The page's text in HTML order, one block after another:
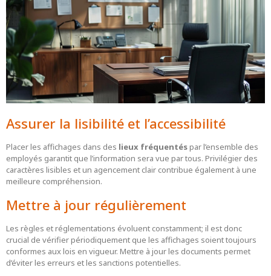
Assurer la lisibilité et l’accessibilité
Placer les affichages dans des lieux fréquentéspar l’ensemble des
employés garantit que l’information sera vue par tous. Privilégier des
caractères lisibles et un agencement clair contribue également à une
meilleure compréhension.
Mettre à jour régulièrement
Les règles et réglementations évoluent constamment; il est donc
crucial de vérifier périodiquement que les affichages soient toujours
conformes aux lois en vigueur. Mettre à jour les documents permet
d’éviter les erreurs et les sanctions potentielles.